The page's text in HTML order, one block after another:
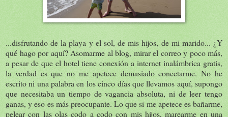
...disfrutando de la playa y el sol, de mis hijos, de mi marido... ¿Y
qué hago por aquí? Asomarme al blog, mirar el correo y poco más,
a pesar de que el hotel tiene conexión a internet inalámbrica gratis,
la verdad es que no me apetece demasiado conectarme. No he
escrito ni una palabra en los cinco días que llevamos aquí, supongo
que necesitaba un tiempo de vagancia absoluta, ni de leer tengo
ganas, y eso es más preocupante. Lo que si me apetece es bañarme,
pelear con las olas codo a codo con mis hijos, marearme en una